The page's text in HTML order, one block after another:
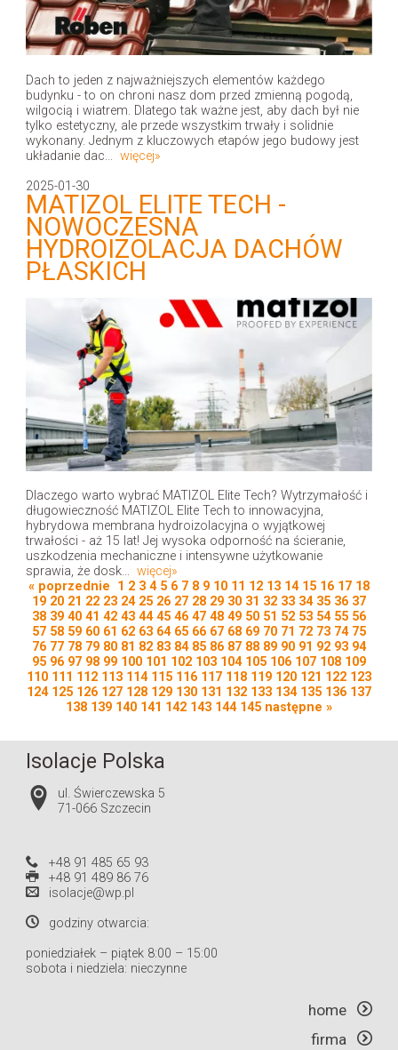
Dach to jeden z najważniejszych elementów każdego
budynku - to on chroni nasz dom przed zmienną pogodą,
wilgocią i wiatrem. Dlatego tak ważne jest, aby dach był nie
tylko estetyczny, ale przede wszystkim trwały i solidnie
wykonany. Jednym z kluczowych etapów jego budowy jest
układanie dac... więcej»
2025-01-30
MATIZOL ELITE TECH -
NOWOCZESNA
HYDROIZOLACJA DACHÓW
PŁASKICH
Dlaczego warto wybrać MATIZOL Elite Tech? Wytrzymałość i
długowieczność MATIZOL Elite Tech to innowacyjna,
hybrydowa membrana hydroizolacyjna o wyjątkowej
trwałości - aż 15 lat! Jej wysoka odporność na ścieranie,
uszkodzenia mechaniczne i intensywne użytkowanie
sprawia, że dosk... więcej»
« poprzednie 1 2 3 4 5 6 7 8 9 10 11 12 13 14 15 16 17 18
19 20 21 22 23 24 25 26 27 28 29 30 31 32 33 34 35 36 37
38 39 40 41 42 43 44 45 46 47 48 49 50 51 52 53 54 55 56
57 58 59 60 61 62 63 64 65 66 67 68 69 70 71 72 73 74 75
76 77 78 79 80 81 82 83 84 85 86 87 88 89 90 91 92 93 94
95 96 97 98 99 100 101 102 103 104 105 106 107 108 109
110 111 112 113 114 115 116 117 118 119 120 121 122 123
124 125 126 127 128 129 130 131 132 133 134 135 136 137
138 139 140 141 142 143 144 145 następne »
Isolacje Polska
ul. Świerczewska 5
71-066 Szczecin
+48 91 485 65 93
+48 91 489 86 76
isolacje@wp.pl
godziny otwarcia:
poniedziałek – piątek 8:00 – 15:00
sobota i niedziela: nieczynne
home
firma